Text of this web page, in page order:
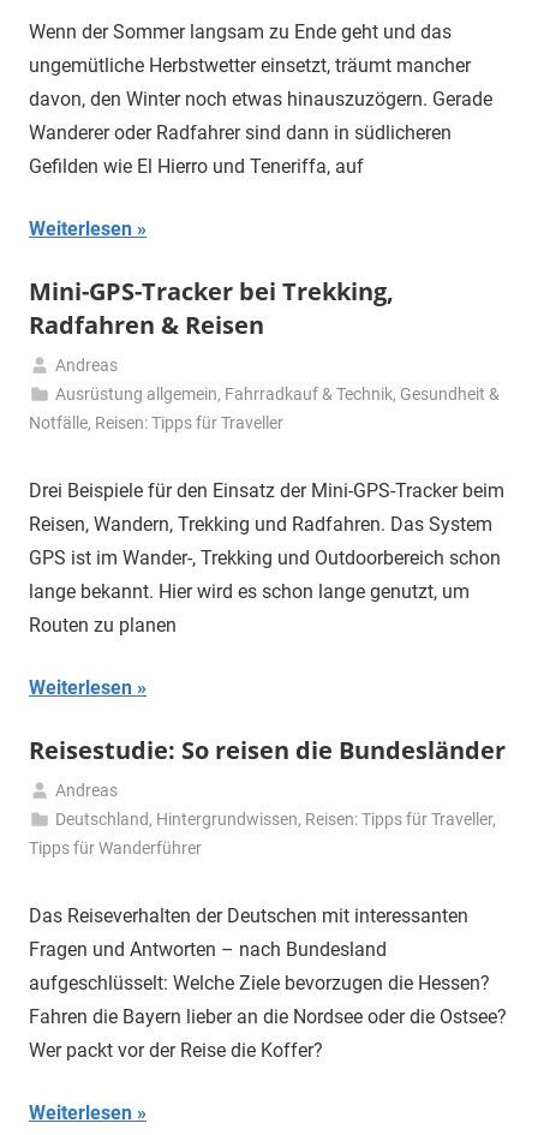
Wenn der Sommer langsam zu Ende geht und das
ungemütliche Herbstwetter einsetzt, träumt mancher
davon, den Winter noch etwas hinauszuzögern. Gerade
Wanderer oder Radfahrer sind dann in südlicheren
Gefilden wie El Hierro und Teneriffa, auf
Weiterlesen
Mini-GPS-Tracker bei Trekking,
Radfahren & Reisen
1.
November
Andreas
Ausrüstung allgemein, Fahrradkauf & Technik, Gesundheit &
Notfälle, Reisen: Tipps für Traveller
Drei Beispiele für den Einsatz der Mini-GPS-Tracker beim
Reisen, Wandern, Trekking und Radfahren. Das System
GPS ist im Wander-, Trekking und Outdoorbereich schon
lange bekannt. Hier wird es schon lange genutzt, um
Routen zu planen
Weiterlesen
Reisestudie: So reisen die Bundesländer
23.
September
Andreas
Deutschland, Hintergrundwissen, Reisen: Tipps für Traveller,
Tipps für Wanderführer
Das Reiseverhalten der Deutschen mit interessanten
Fragen und Antworten – nach Bundesland
aufgeschlüsselt: Welche Ziele bevorzugen die Hessen?
Fahren die Bayern lieber an die Nordsee oder die Ostsee?
Wer packt vor der Reise die Koffer?
Weiterlesen